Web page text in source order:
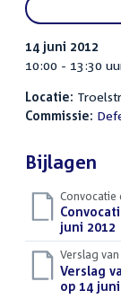
14 juni 2012
10:00 - 13:30
Locatie:
Commissie:
Bijlagen
Convocatie
bestand:
juni 2012
Verslag
Download
bestand:
Verslag
op 14